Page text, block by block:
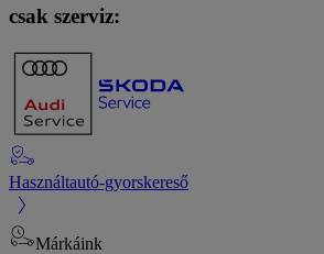
csak szerviz:
Használtautó-gyorskereső
Márkáink